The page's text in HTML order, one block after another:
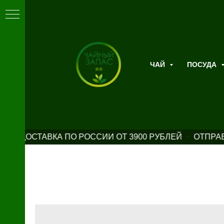
ЧАЙ ПОСУДА
ДОСТАВКА ПО РОССИИ ОТ 3900 РУБЛЕЙ